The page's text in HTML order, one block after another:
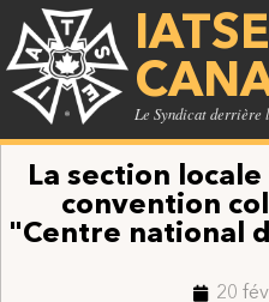
IATSE
Le Syndicat derrière
La section
convention
"Centre national
20